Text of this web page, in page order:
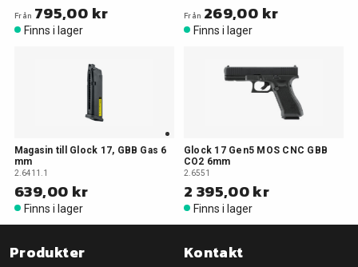
Från 795,00 kr
Finns i lager
Från 269,00 kr
Finns i lager
Magasin till Glock 17, GBB Gas 6
mm
2.6411.1
639,00 kr
Finns i lager
Glock 17 Gen5 MOS CNC GBB
CO2 6mm
2.6551
2 395,00 kr
Finns i lager
Produkter Kontakt